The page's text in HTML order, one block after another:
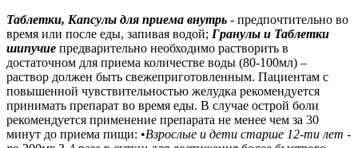
Таблетки, Капсулы для приема внутрь - предпочтительно во
время или после еды, запивая водой; Гранулы и Таблетки
шипучие предварительно необходимо растворить в
достаточном для приема количестве воды (80-100мл) –
раствор должен быть свежеприготовленным. Пациентам с
повышенной чувствительностью желудка рекомендуется
принимать препарат во время еды. В случае острой боли
рекомендуется применение препарата не менее чем за 30
минут до приема пищи: •Взрослые и дети старше 12-ти лет -